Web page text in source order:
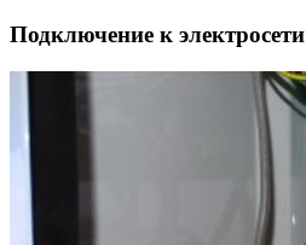
Подключение к электросети